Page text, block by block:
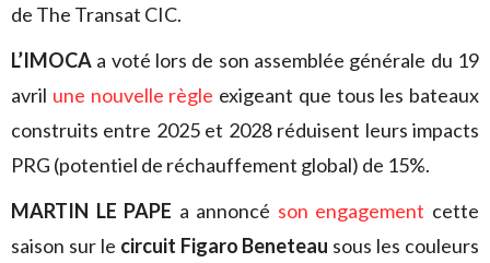
de The Transat CIC.
L’IMOCA a voté lors de son assemblée générale du 19
avril une nouvelle règle exigeant que tous les bateaux
construits entre 2025 et 2028 réduisent leurs impacts
PRG (potentiel de réchauffement global) de 15%.
MARTIN LE PAPE a annoncé son engagement cette
saison sur le circuit Figaro Beneteau sous les couleurs